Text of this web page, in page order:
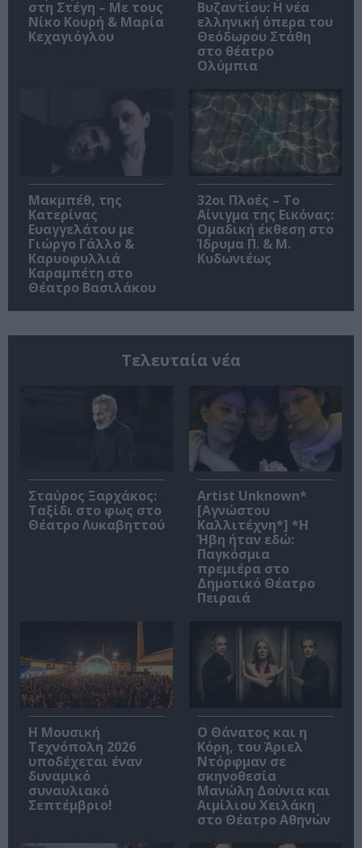
στη Στέγη – Με τους
Νίκο Κουρή & Μαρία
Κεχαγιόγλου
Βυζαντίου: Η νέα
ελληνική όπερα του
Θεόδωρου Στάθη
στο θέατρο
Ολύμπια
Μακμπέθ, της
Κατερίνας
Ευαγγελάτου με
Γιώργο Γάλλο &
Καρυοφυλλιά
Καραμπέτη στο
Θέατρο Βασιλάκου
32οι Πλοές – Το
Αίνιγμα της Εικόνας:
Ομαδική έκθεση στο
Ίδρυμα Π. & Μ.
Κυδωνιέως
Τελευταία νέα
Σταύρος Ξαρχάκος:
Ταξίδι στο φως στο
Θέατρο Λυκαβηττού
Artist Unknown*
[Αγνώστου
Καλλιτέχνη*] *Η
Ήβη ήταν εδώ:
Παγκόσμια
πρεμιέρα στο
Δημοτικό Θέατρο
Πειραιά
Η Μουσική
Τεχνόπολη 2026
υποδέχεται έναν
δυναμικό
συναυλιακό
Σεπτέμβριο!
Ο Θάνατος και η
Κόρη, του Άριελ
Ντόρφμαν σε
σκηνοθεσία
Μανώλη Δούνια και
Αιμίλιου Χειλάκη
στο Θέατρο Αθηνών